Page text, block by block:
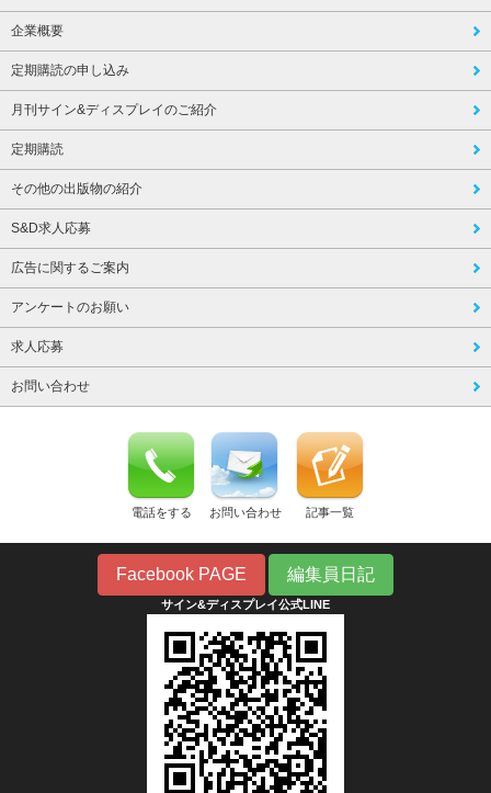
企業概要
定期購読の申し込み
月刊サイン&ディスプレイのご紹介
定期購読
その他の出版物の紹介
S&D求人応募
広告に関するご案内
アンケートのお願い
求人応募
お問い合わせ
電話をする お問い合わせ 記事一覧
Facebook PAGE 編集員日記
サイン&ディスプレイ公式LINE